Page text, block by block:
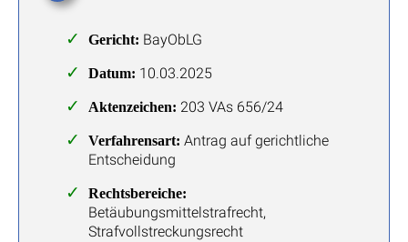
Gericht: BayObLG
Datum: 10.03.2025
Aktenzeichen: 203 VAs 656/24
Verfahrensart: Antrag auf gerichtliche
Entscheidung
Rechtsbereiche:
Betäubungsmittelstrafrecht,
Strafvollstreckungsrecht